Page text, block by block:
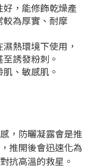
，能修飾乾燥產
較為厚實、耐摩
熱環境下使用，
誘發粉刺。
肌、敏感肌。
，防曬凝露會是推
推開後會迅速化為
抗高溫的救星。